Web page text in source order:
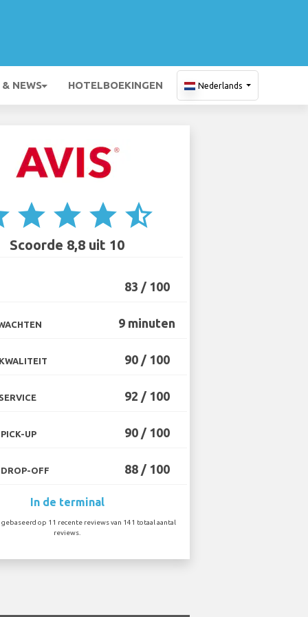
NEWS HOTELBOEKINGEN Nederlands
star star star star_half
Scoorde 8,8 uit 10
83 / 100
9 minuten
90 / 100
92 / 100
UP 90 / 100
OFF 88 / 100
In de terminal
op 11 recente reviews van 141 totaal aantal
reviews.